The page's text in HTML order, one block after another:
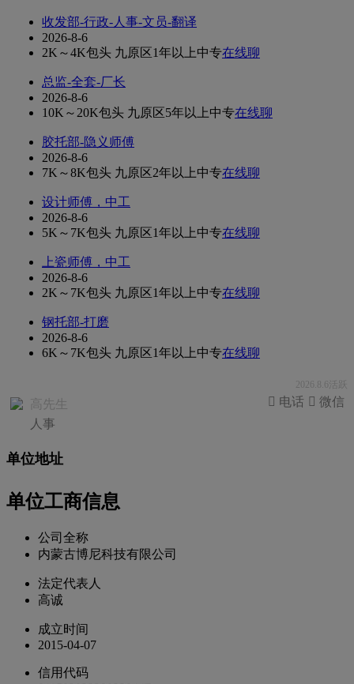
收发部-行政-人事-文员-翻译
2026-8-6
2K～4K包头 九原区1年以上中专在线聊
总监-全套-厂长
2026-8-6
10K～20K包头 九原区5年以上中专在线聊
胶托部-隐义师傅
2026-8-6
7K～8K包头 九原区2年以上中专在线聊
设计师傅，中工
2026-8-6
5K～7K包头 九原区1年以上中专在线聊
上瓷师傅，中工
2026-8-6
2K～7K包头 九原区1年以上中专在线聊
钢托部-打磨
2026-8-6
6K～7K包头 九原区1年以上中专在线聊
2026.8.6活跃
高先生
人事
 微信
 电话
单位地址
单位工商信息
公司全称
内蒙古博尼科技有限公司
法定代表人
高诚
成立时间
2015-04-07
信用代码